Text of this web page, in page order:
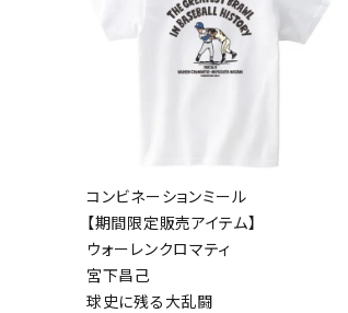
コンビネーションミール
【期間限定販売アイテム】
ウォーレンクロマティ
宮下昌己
球史に残る大乱闘